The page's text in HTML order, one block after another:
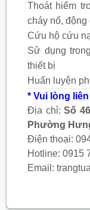
Thoát hiểm
cháy nổ,
Cứu hộ cứu
Sử dụng
thiết bị
Huấn luyện
* Vui lòng
Địa chỉ:Số
Phường
Điện thoại:
Hotline: 0915
Email: